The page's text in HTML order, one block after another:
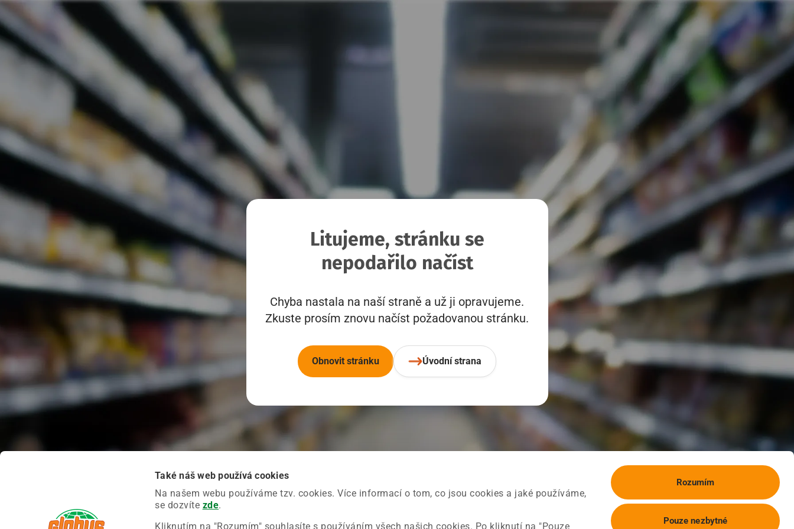
Také náš web používá cookies
Na našem webu používáme tzv. cookies. Více informací o tom, co jsou cookies a jaké používáme,
se dozvíte zde.
Kliknutím na "Rozumím" souhlasíte s používáním všech našich cookies. Po kliknutí na "Pouze
Rozumím
Pouze nezbytné
Litujeme, stránku se
nepodařilo načíst
Chyba nastala na naší straně a už ji opravujeme.
Zkuste prosím znovu načíst požadovanou stránku.
Obnovit stránku Úvodní strana